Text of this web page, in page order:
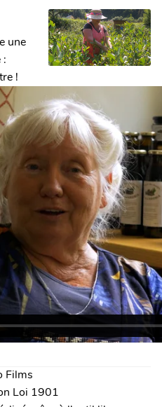
une
:
!
Films
Loi 1901